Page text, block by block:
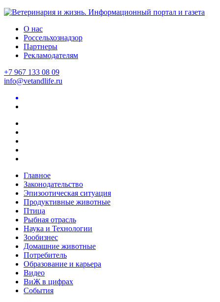
О нас
Россельхознадзор
Партнеры
Рекламодателям
+7 967 133 08 09
info@vetandlife.ru
Главное
Законодательство
Эпизоотическая ситуация
Продуктивные животные
Птица
Рыбная отрасль
Наука и Технологии
Зообизнес
Домашние животные
Потребитель
Образование и карьера
Видео
ВиЖ в цифрах
События